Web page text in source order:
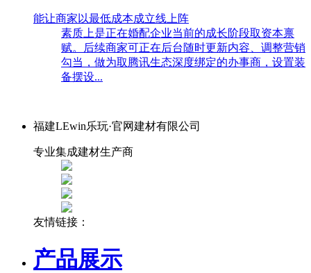
能让商家以最低成本成立线上阵
素质上是正在婚配企业当前的成长阶段取资本禀
赋。后续商家可正在后台随时更新内容、调整营销
勾当，做为取腾讯生态深度绑定的办事商，设置装
备摆设...
福建LEwin乐玩·官网建材有限公司
专业集成建材生产商
友情链接：
产品展示